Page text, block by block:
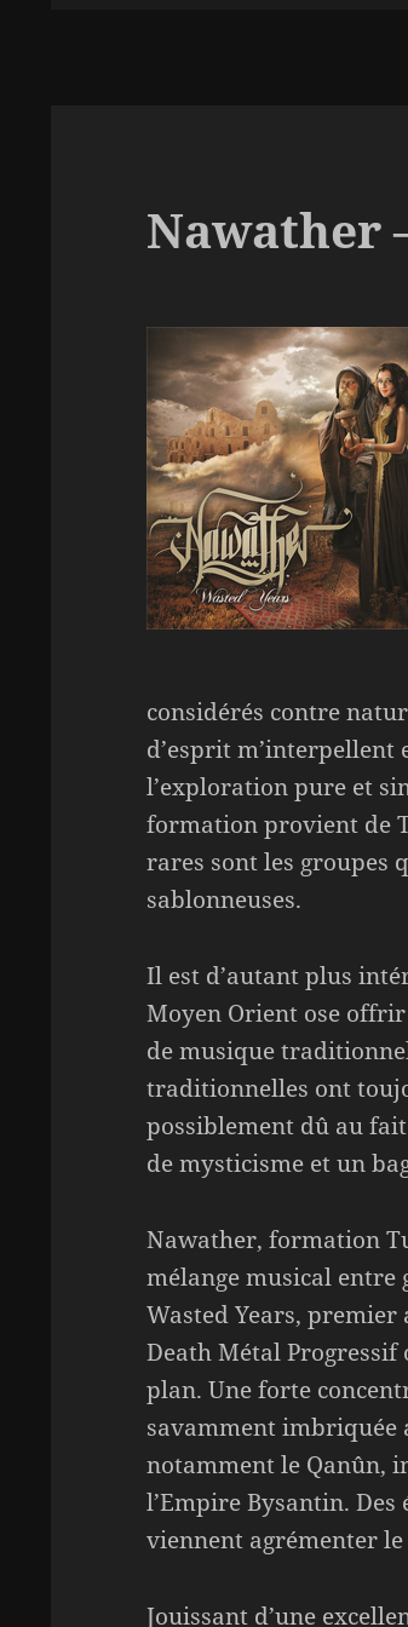
Nawather
considérés contre
d’esprit m’interpellent
l’exploration pure et
formation provient de
rares sont les groupes
sablonneuses.
Il est d’autant plus
Moyen Orient ose
de musique
traditionnelles ont
possiblement dû au
de mysticisme et un
Nawather, formation
mélange musical entre
Wasted Years,
Death Métal
plan. Une forte
savamment imbriquée
notamment le Qanûn,
l’Empire Bysantin.
viennent agrémenter
Jouissant d’une